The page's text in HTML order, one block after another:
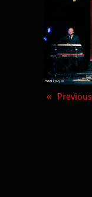
« Previous